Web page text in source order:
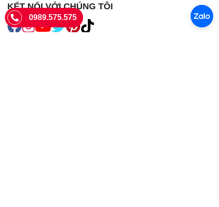
KẾT NỐI VỚI CHÚNG TÔI
0989.575.575